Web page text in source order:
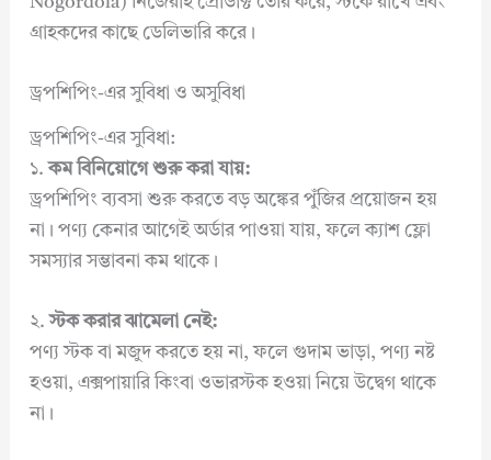
গ্রাহকদের কাছে ডেলিভারি করে।
ড্রপশিপিং-এর সুবিধা ও অসুবিধা
ড্রপশিপিং-এর সুবিধা:
১.কম বিনিয়োগে শুরু করা যায়:
ড্রপশিপিং ব্যবসা শুরু করতে বড় অঙ্কের পুঁজির প্রয়োজন হয়
না। পণ্য কেনার আগেই অর্ডার পাওয়া যায়, ফলে ক্যাশ ফ্লো
সমস্যার সম্ভাবনা কম থাকে।
২.স্টক করার ঝামেলা নেই:
পণ্য স্টক বা মজুদ করতে হয় না, ফলে গুদাম ভাড়া, পণ্য নষ্ট
হওয়া, এক্সপায়ারি কিংবা ওভারস্টক হওয়া নিয়ে উদ্বেগ থাকে
না।